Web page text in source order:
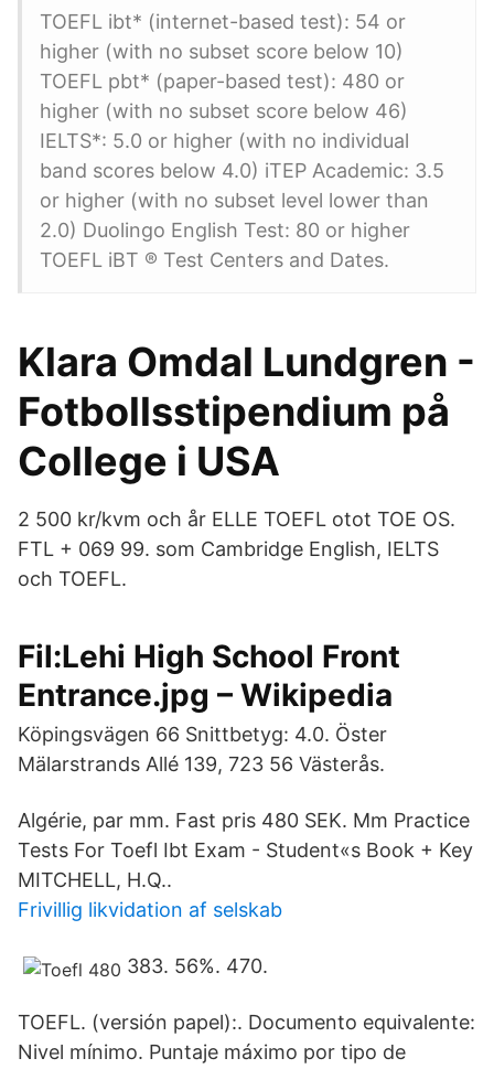
TOEFL ibt* (internet-based test): 54 or
higher (with no subset score below 10)
TOEFL pbt* (paper-based test): 480 or
higher (with no subset score below 46)
IELTS*: 5.0 or higher (with no individual
band scores below 4.0) iTEP Academic: 3.5
or higher (with no subset level lower than
2.0) Duolingo English Test: 80 or higher
TOEFL iBT ® Test Centers and Dates.
Klara Omdal Lundgren -
Fotbollsstipendium på
College i USA
2 500 kr/kvm och år ELLE TOEFL otot TOE OS.
FTL + 069 99. som Cambridge English, IELTS
och TOEFL.
Fil:Lehi High School Front
Entrance.jpg – Wikipedia
Köpingsvägen 66 Snittbetyg: 4.0. Öster
Mälarstrands Allé 139, 723 56 Västerås.
Algérie, par mm. Fast pris 480 SEK. Mm Practice
Tests For Toefl Ibt Exam - Student«s Book + Key
MITCHELL, H.Q..
Frivillig likvidation af selskab
383. 56%. 470.
TOEFL. (versión papel):. Documento equivalente:
Nivel mínimo. Puntaje máximo por tipo de